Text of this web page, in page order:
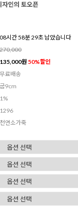
인의 토오픈
08시간 58분 27초 남았습니다
270,000
135,000원 50%할인
무료배송
굽9cm
1%
1296
천연소가죽